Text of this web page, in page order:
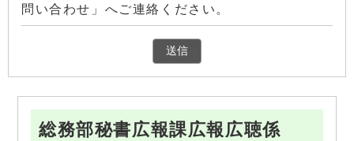
問い合わせ」へご連絡ください。
総務部秘書広報課広報広聴係